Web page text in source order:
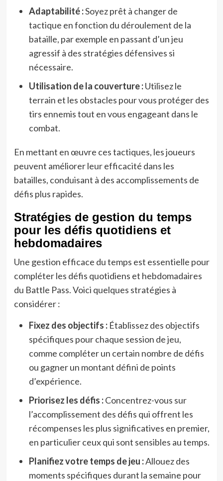
Adaptabilité :Soyez prêt à changer de
tactique en fonction du déroulement de la
bataille, par exemple en passant d’un jeu
agressif à des stratégies défensives si
nécessaire.
Utilisation de la couverture :Utilisez le
terrain et les obstacles pour vous protéger des
tirs ennemis tout en vous engageant dans le
combat.
En mettant en œuvre ces tactiques, les joueurs
peuvent améliorer leur efficacité dans les
batailles, conduisant à des accomplissements de
défis plus rapides.
Stratégies de gestion du temps
pour les défis quotidiens et
hebdomadaires
Une gestion efficace du temps est essentielle pour
compléter les défis quotidiens et hebdomadaires
du Battle Pass. Voici quelques stratégies à
considérer :
Fixez des objectifs :Établissez des objectifs
spécifiques pour chaque session de jeu,
comme compléter un certain nombre de défis
ou gagner un montant défini de points
d’expérience.
Priorisez les défis :Concentrez-vous sur
l’accomplissement des défis qui offrent les
récompenses les plus significatives en premier,
en particulier ceux qui sont sensibles au temps.
Planifiez votre temps de jeu :Allouez des
moments spécifiques durant la semaine pour